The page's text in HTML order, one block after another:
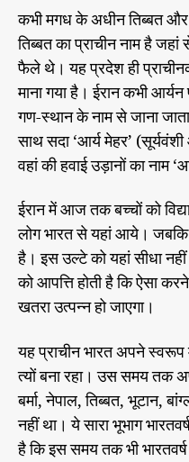
कभी मगध के अधीन तिब्बत और
तिब्बत का प्राचीन नाम है
फैले थे। यह प्रदेश ही
माना गया है। ईरान कभी
गण-स्थान के नाम से जाना
साथ सदा ‘आर्य मेहर’
वहां की हवाई उड़ानों का नाम
ईरान में आज तक बच्चों को
लोग भारत से यहां आये। जबकि
है। इस उल्टे को यहां सीधा
को आपत्ति होती है कि ऐसा
खतरा उत्पन्न हो जाएगा।
यह प्राचीन भारत अपने
त्यों बना रहा। उस समय तक
बर्मा, नेपाल, तिब्बत, भूटान,
नहीं था। ये सारा भूभाग
है कि इस समय तक भी